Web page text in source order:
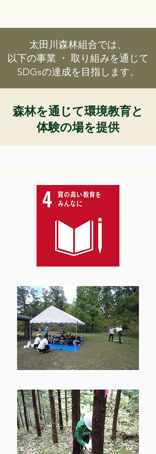
太田川森林組合では、
以下の事業 ・ 取り組みを通じて
SDGsの達成を目指します。
森林を通じて環境教育と
体験の場を提供